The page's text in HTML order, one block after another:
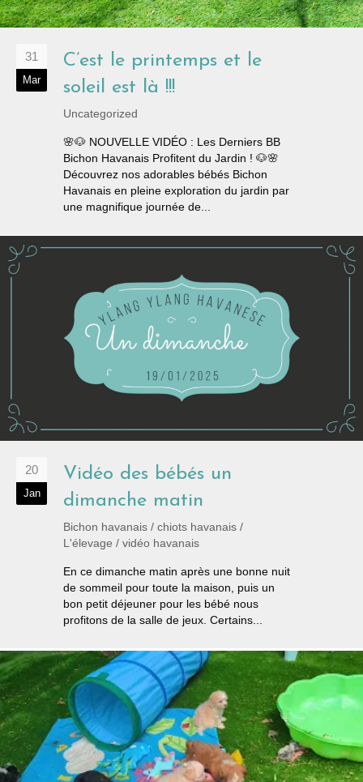
31
Mar
C’est le printemps et le
soleil est là !!!
Uncategorized
🌸🐶 NOUVELLE VIDÉO : Les Derniers BB
Bichon Havanais Profitent du Jardin ! 🐶🌸
Découvrez nos adorables bébés Bichon
Havanais en pleine exploration du jardin par
une magnifique journée de...
20
Jan
Vidéo des bébés un
dimanche matin
Bichon havanais / chiots havanais /
L'élevage / vidéo havanais
En ce dimanche matin après une bonne nuit
de sommeil pour toute la maison, puis un
bon petit déjeuner pour les bébé nous
profitons de la salle de jeux. Certains...